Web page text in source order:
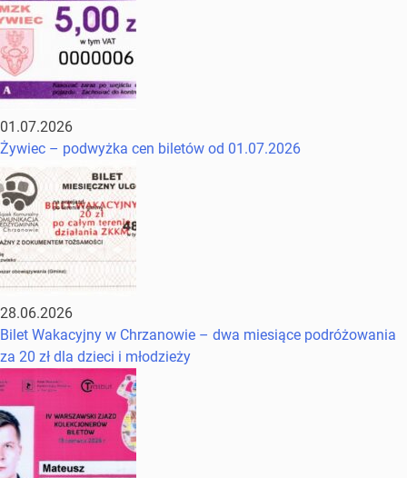
01.07.2026
Żywiec – podwyżka cen biletów od 01.07.2026
28.06.2026
Bilet Wakacyjny w Chrzanowie – dwa miesiące podróżowania
za 20 zł dla dzieci i młodzieży